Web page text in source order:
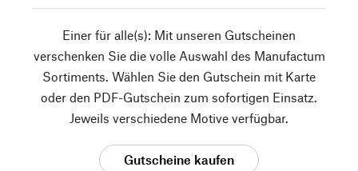
Einer für alle(s): Mit unseren Gutscheinen
verschenken Sie die volle Auswahl des Manufactum
Sortiments. Wählen Sie den Gutschein mit Karte
oder den PDF-Gutschein zum sofortigen Einsatz.
Jeweils verschiedene Motive verfügbar.
Gutscheine kaufen